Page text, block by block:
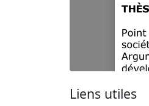
Liens utiles